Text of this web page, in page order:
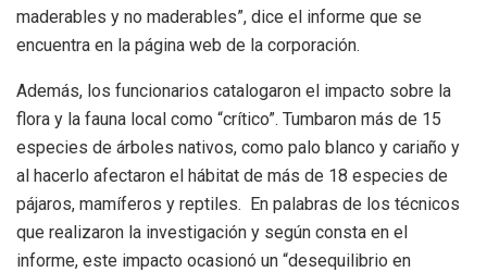
maderables y no maderables”, dice el informe que se
encuentra en la página web de la corporación.
Además, los funcionarios catalogaron el impacto sobre la
flora y la fauna local como “crítico”. Tumbaron más de 15
especies de árboles nativos, como palo blanco y cariaño y
al hacerlo afectaron el hábitat de más de 18 especies de
pájaros, mamíferos y reptiles. En palabras de los técnicos
que realizaron la investigación y según consta en el
informe, este impacto ocasionó un “desequilibrio en